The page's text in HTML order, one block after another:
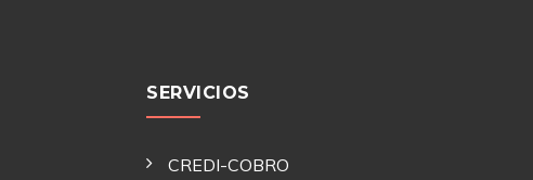
SERVICIOS
CREDI-COBRO